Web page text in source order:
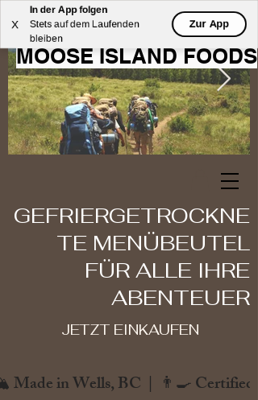
X
In der App folgen
Stets auf dem Laufenden
bleiben
Zur App
WILLKOMMEN BEI
MOOSE ISLAND FOODS
GEFRIERGETROCKNE
TE MENÜBEUTEL
FÜR ALLE IHRE
ABENTEUER
JETZT EINKAUFEN
in Wells, BC  |  👨‍🍳 Certified